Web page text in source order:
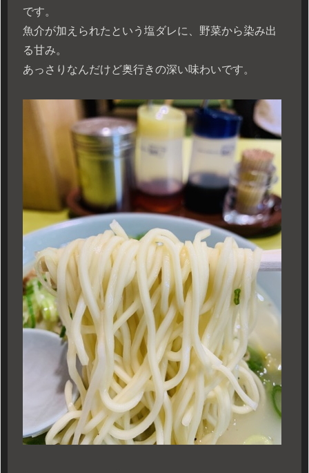
です。
魚介が加えられたという塩ダレに、野菜から染み出
る甘み。
あっさりなんだけど奥行きの深い味わいです。